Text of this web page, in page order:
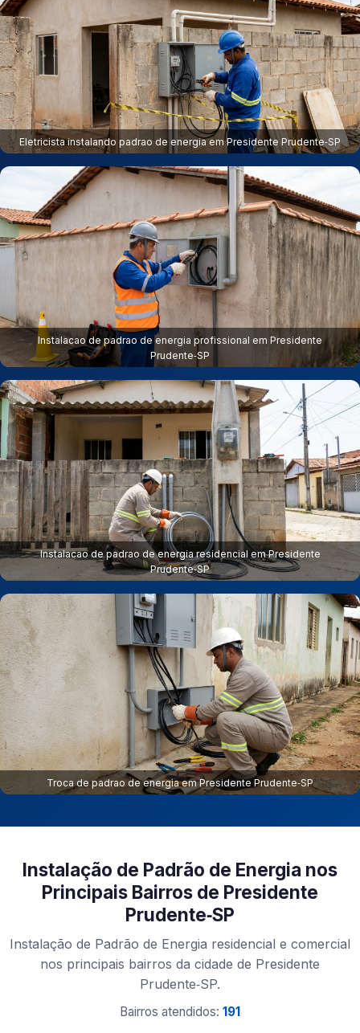
Eletricista instalando padrao de energia em Presidente Prudente‑SP
Instalacao de padrao de energia profissional em Presidente
Prudente‑SP
Instalacao de padrao de energia residencial em Presidente
Prudente‑SP
Troca de padrao de energia em Presidente Prudente‑SP
Instalação de Padrão de Energia nos
Principais Bairros de Presidente
Prudente‑SP
Instalação de Padrão de Energia residencial e comercial
nos principais bairros da cidade de Presidente
Prudente‑SP.
Bairros atendidos: 191